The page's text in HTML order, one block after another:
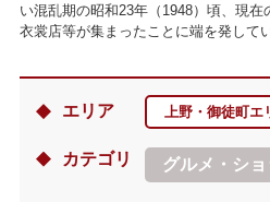
い混乱期の昭和23年（1948）頃、現
衣裳店等が集まったことに端を発して
エリア 上野・御徒町エ
カテゴリ グルメ・シ